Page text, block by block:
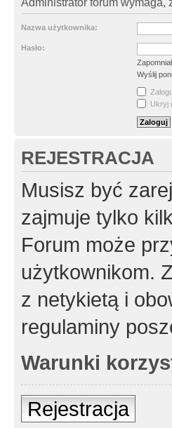
Administrator forum wymaga,
Nazwa użytkownika:
Hasło:
Wyślij
Ukryj
REJESTRACJA
Musisz być
zajmuje tylko
Forum może
użytkownikom.
z netykietą i
regulaminy
Warunki
Rejestracja